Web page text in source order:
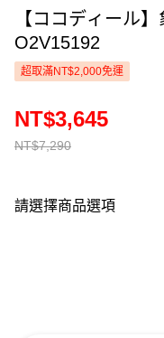
【ココディール
O2V15192
超取滿NT$2,000免運
NT$7,290
NT$3,645
請選擇商品選項